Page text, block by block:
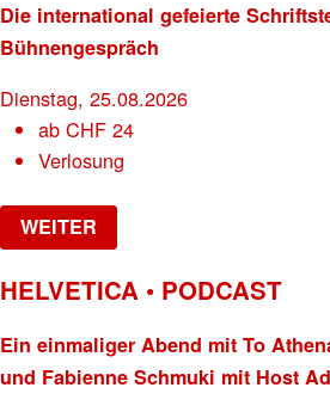
Die international gefeierte
Bühnengespräch
Dienstag, 25.08.2026
abCHF 24
Verlosung
WEITER
HELVETICA • PODCAST
Ein einmaliger Abend mit To
und Fabienne Schmuki mit Host